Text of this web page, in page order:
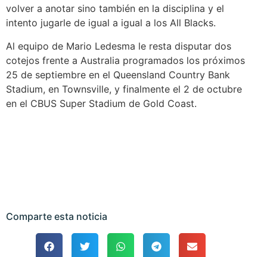
volver a anotar sino también en la disciplina y el
intento jugarle de igual a igual a los All Blacks.
Al equipo de Mario Ledesma le resta disputar dos
cotejos frente a Australia programados los próximos
25 de septiembre en el Queensland Country Bank
Stadium, en Townsville, y finalmente el 2 de octubre
en el CBUS Super Stadium de Gold Coast.
Comparte esta noticia